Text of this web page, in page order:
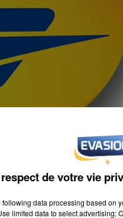
de votre vie
following data processing based on
limited data to select advertising;